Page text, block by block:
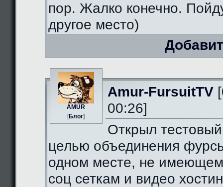
пор. Жалко конечно.
другое место)
AMUR
[Блог]
Amur-FursuitTV
00:26]
Открыл
целью объединения
одном месте, не
соц сеткам и видео